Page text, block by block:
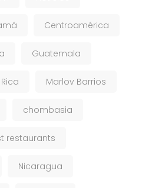
Centroamérica
Guatemala
Marlov Barrios
chombasia
restaurants
Nicaragua